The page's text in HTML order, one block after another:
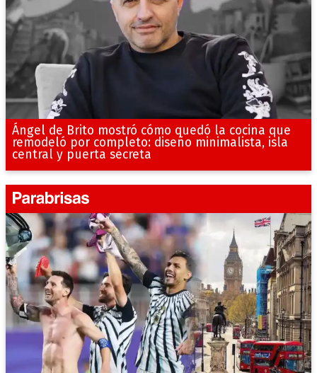
Ángel de Brito mostró cómo quedó la cocina que
remodeló por completo: diseño minimalista, isla
central y puerta secreta